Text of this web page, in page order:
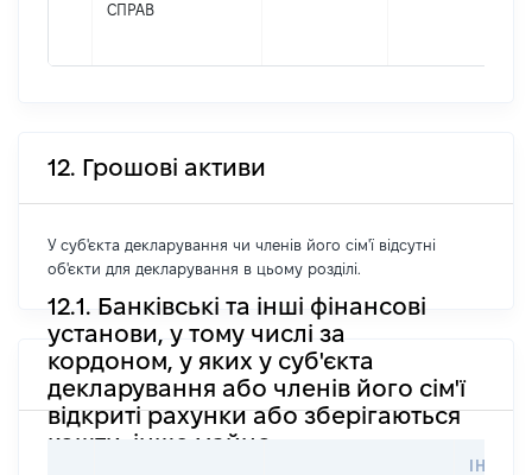
СПРАВ
12. Грошові активи
У суб'єкта декларування чи членів його сім'ї відсутні
об'єкти для декларування в цьому розділі.
12.1. Банківські та інші фінансові
установи, у тому числі за
кордоном, у яких у суб'єкта
декларування або членів його сім'ї
відкриті рахунки або зберігаються
кошти, інше майно